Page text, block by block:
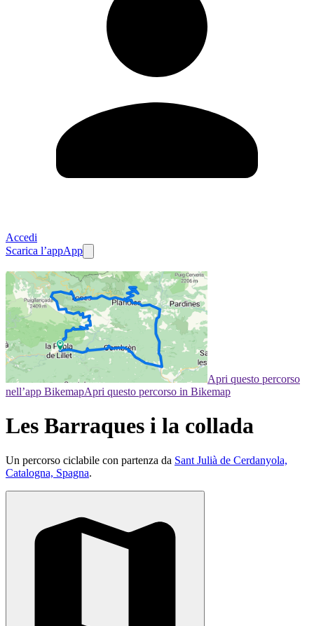
Accedi
Scarica l’appApp
Apri questo percorso
nell’app BikemapApri questo percorso in Bikemap
Les Barraques i la collada
Un percorso ciclabile con partenza da Sant Julià de Cerdanyola,
Catalogna, Spagna.